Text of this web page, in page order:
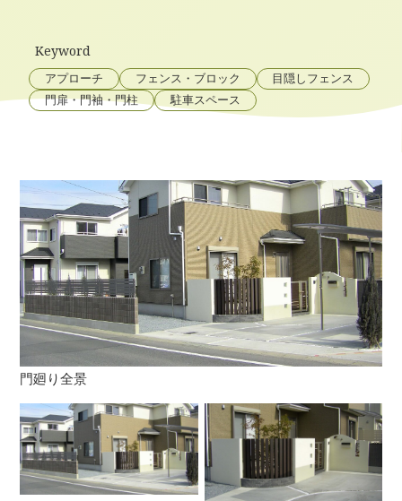
Keyword
アプローチ フェンス・ブロック
目隠しフェンス
門扉・門袖・門柱
駐車スペース
門廻り全景